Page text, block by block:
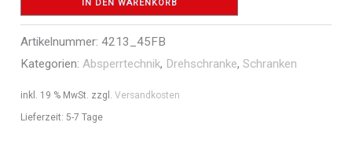
und
Seilzugverstärkung
-
Art.Nr.
4213_45FB
IN DEN WARENKORB
Artikelnummer:4213_45FB
Kategorien:Absperrtechnik, Drehschranke,Schranken
inkl. 19 % MwSt. zzgl.Versandkosten
Lieferzeit: 5-7 Tage